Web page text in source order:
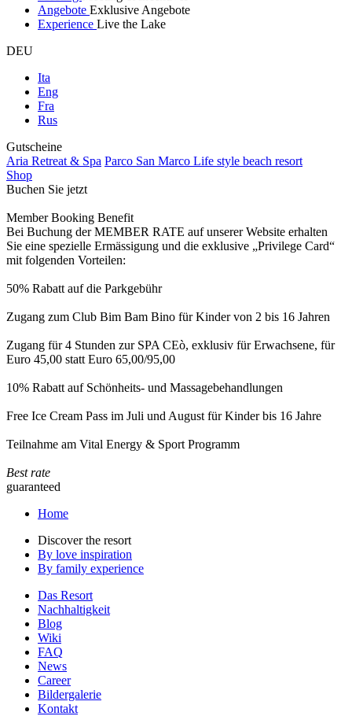
Angebote Exklusive Angebote
Experience Live the Lake
DEU
Ita
Eng
Fra
Rus
Gutscheine
Aria Retreat & Spa Parco San Marco Life style beach resort
Shop
Buchen Sie jetzt
Member Booking Benefit
Bei Buchung der MEMBER RATE auf unserer Website erhalten
Sie eine spezielle Ermässigung und die exklusive „Privilege Card“
mit folgenden Vorteilen:
50% Rabatt auf die Parkgebühr
Zugang zum Club Bim Bam Bino für Kinder von 2 bis 16 Jahren
Zugang für 4 Stunden zur SPA CEò, exklusiv für Erwachsene, für
Euro 45,00 statt Euro 65,00/95,00
10% Rabatt auf Schönheits- und Massagebehandlungen
Free Ice Cream Pass im Juli und August für Kinder bis 16 Jahre
Teilnahme am Vital Energy & Sport Programm
Best rate
guaranteed
Home
Discover the resort
By love inspiration
By family experience
Das Resort
Nachhaltigkeit
Blog
Wiki
FAQ
News
Career
Bildergalerie
Kontakt